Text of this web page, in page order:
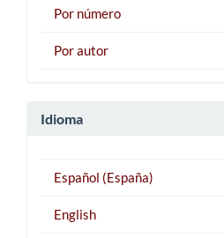
Por número
Por autor
Idioma
Español (España)
English